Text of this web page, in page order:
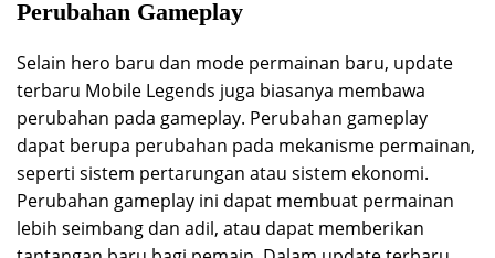
Perubahan Gameplay
Selain hero baru dan mode permainan baru, update
terbaru Mobile Legends juga biasanya membawa
perubahan pada gameplay. Perubahan gameplay
dapat berupa perubahan pada mekanisme permainan,
seperti sistem pertarungan atau sistem ekonomi.
Perubahan gameplay ini dapat membuat permainan
lebih seimbang dan adil, atau dapat memberikan